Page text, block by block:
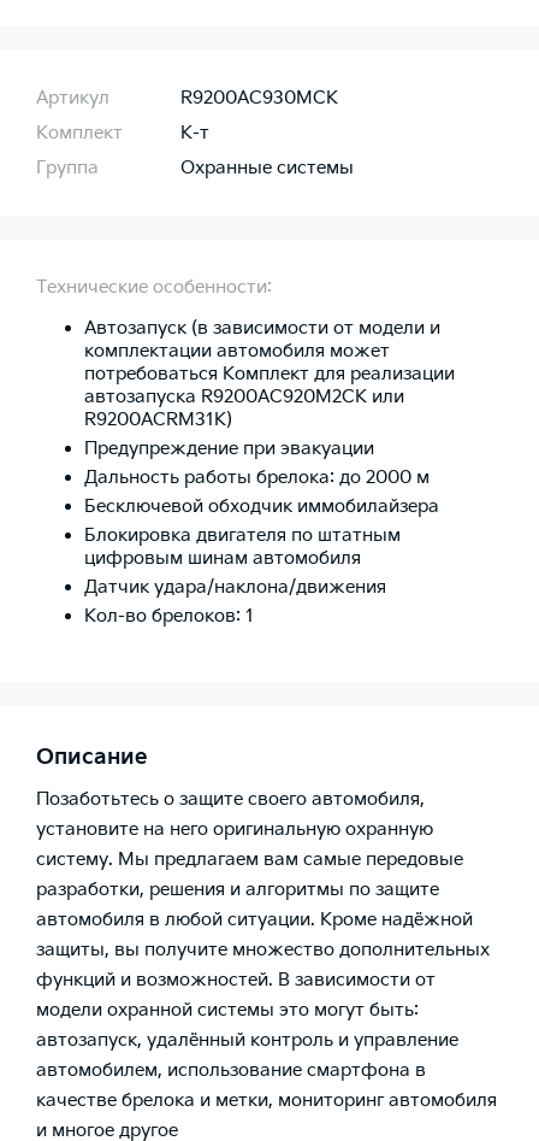
Артикул
R9200AC930MCK
Комплект
К-т
Группа
Охранные системы
Технические особенности:
Автозапуск (в зависимости от модели и
комплектации автомобиля может
потребоваться Комплект для реализации
автозапуска R9200AC920M2CK или
R9200ACRM31K)
Предупреждение при эвакуации
Дальность работы брелока: до 2000 м
Бесключевой обходчик иммобилайзера
Блокировка двигателя по штатным
цифровым шинам автомобиля
Датчик удара/наклона/движения
Кол-во брелоков: 1
Описание
Позаботьтесь о защите своего автомобиля,
установите на него оригинальную охранную
систему. Мы предлагаем вам самые передовые
разработки, решения и алгоритмы по защите
автомобиля в любой ситуации. Кроме надёжной
защиты, вы получите множество дополнительных
функций и возможностей. В зависимости от
модели охранной системы это могут быть:
автозапуск, удалённый контроль и управление
автомобилем, использование смартфона в
качестве брелока и метки, мониторинг автомобиля
и многое другое